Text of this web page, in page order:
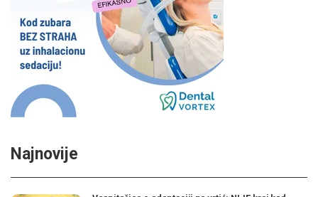
Najnovije